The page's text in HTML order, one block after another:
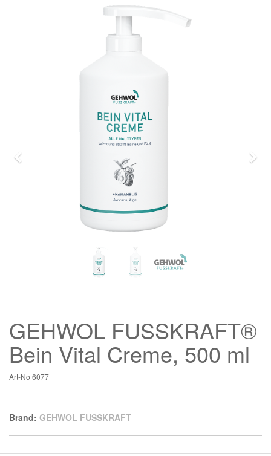
GEHWOL FUSSKRAFT®
Bein Vital Creme, 500 ml
Art-No 6077
Brand: GEHWOL FUSSKRAFT